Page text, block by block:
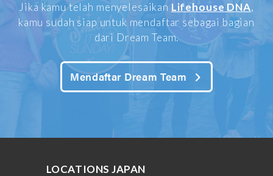
Jika kamu telah menyelesaikan Lifehouse DNA,
kamu sudah siap untuk mendaftar sebagai bagian
dari Dream Team.
Mendaftar Dream Team
LOCATIONS JAPAN